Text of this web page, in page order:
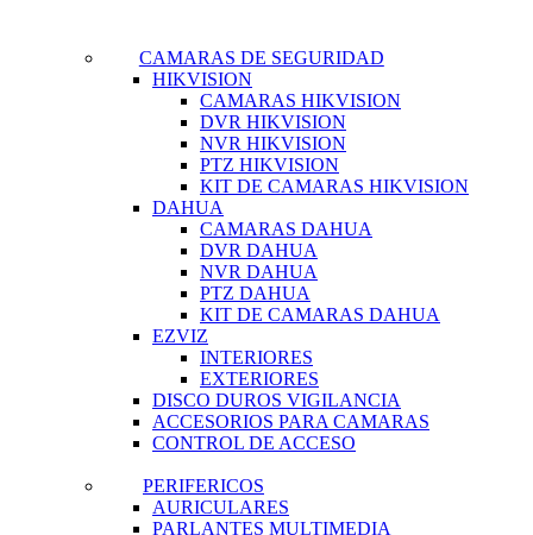
CAMARAS DE SEGURIDAD
HIKVISION
CAMARAS HIKVISION
DVR HIKVISION
NVR HIKVISION
PTZ HIKVISION
KIT DE CAMARAS HIKVISION
DAHUA
CAMARAS DAHUA
DVR DAHUA
NVR DAHUA
PTZ DAHUA
KIT DE CAMARAS DAHUA
EZVIZ
INTERIORES
EXTERIORES
DISCO DUROS VIGILANCIA
ACCESORIOS PARA CAMARAS
CONTROL DE ACCESO
PERIFERICOS
AURICULARES
PARLANTES MULTIMEDIA